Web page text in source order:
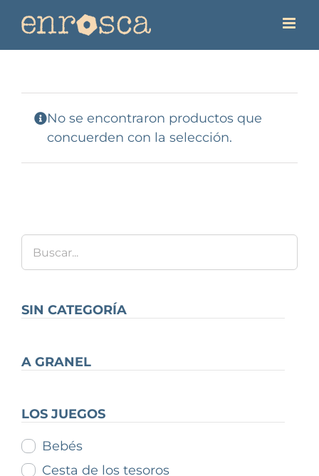
No se encontraron productos que
concuerden con la selección.
SIN CATEGORÍA
A GRANEL
LOS JUEGOS
Bebés
Cesta de los tesoros